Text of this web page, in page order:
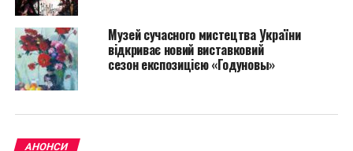
Музей сучасного мистецтва України
відкриває новий виставковий
сезон експозицією «Годуновы»
АНОНСИ